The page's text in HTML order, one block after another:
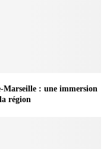
Marseille : une immersion
région